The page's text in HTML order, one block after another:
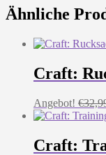
Ähnliche
Craft:
Angebot! €
Craft: